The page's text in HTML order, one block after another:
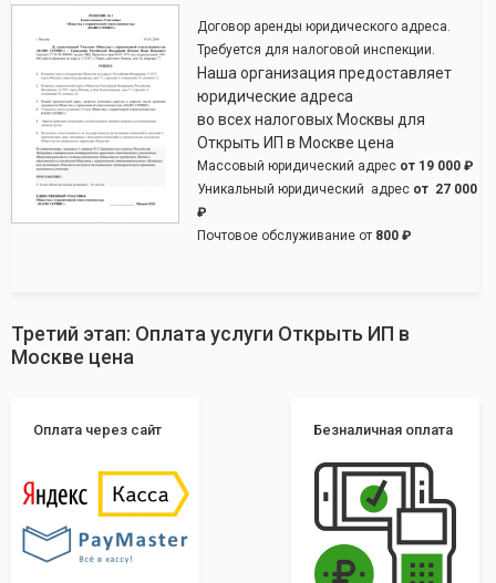
Договор аренды юридического адреса.
Требуется для налоговой инспекции.
Наша организация предоставляет
юридические адреса
во всех налоговых Москвы для
Открыть ИП в Москве цена
Массовый юридический адрес от 19 000 ₽
Уникальный юридический адрес от 27 000
₽
Почтовое обслуживание от 800 ₽
Третий этап: Оплата услуги Открыть ИП в
Москве цена
Оплата через сайт Безналичная оплата